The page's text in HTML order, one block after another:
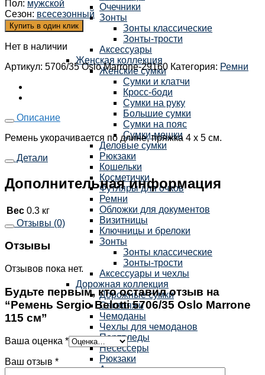
Очечники
Зонты
Зонты классические
Зонты-трости
Аксессуары
Женская коллекция
Женские сумки
Сумки и клатчи
Кросс-боди
Сумки на руку
Большие сумки
Сумки на пояс
Сумки-мешки
Деловые сумки
Рюкзаки
Кошельки
Косметички
Футляры для очков
Ремни
Обложки для документов
Визитницы
Ключницы и брелоки
Зонты
Зонты классические
Зонты-трости
Аксессуары и чехлы
Дорожная коллекция
Дорожные сумки
Саквояжи
Чемоданы
Чехлы для чемоданов
Портпледы
Несессеры
Рюкзаки
Аксессуары
Пол: мужской
Сезон: всесезонный
Купить в один клик
Нет в наличии
Артикул: 5706/35 Oslo Marrone-29160 Категория: Ремни
Описание
Ремень укорачивается по длине, пряжка 4 х 5 см.
Детали
Дополнительная информация
Вес 0.3 кг
Отзывы (0)
Отзывы
Отзывов пока нет.
Будьте первым, кто оставил отзыв на
“Ремень Sergio Belotti 5706/35 Oslo Marrone
115 см”
Ваша оценка *
Ваш отзыв *